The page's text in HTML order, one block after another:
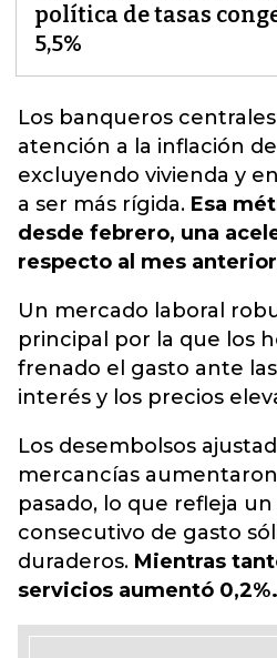
política de tasas
5,5%
Los banqueros
atención a la inflación
excluyendo vivienda y
a ser más rígida. Esa
desde febrero, una
respecto al mes
Un mercado laboral
principal por la que los
frenado el gasto ante
interés y los precios
Los desembolsos
mercancías aumentaron
pasado, lo que refleja
consecutivo de gasto
duraderos. Mientras
servicios aumentó 0,2%.